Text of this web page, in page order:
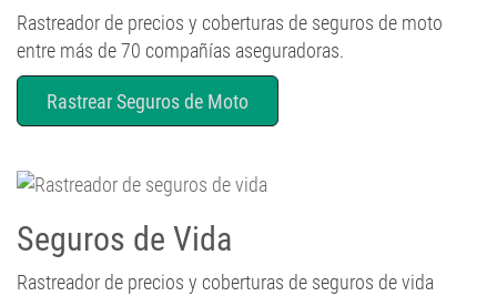
Rastreador de precios y coberturas de seguros de moto
entre más de 70 compañías aseguradoras.
Rastrear Seguros de Moto
Seguros de Vida
Rastreador de precios y coberturas de seguros de vida